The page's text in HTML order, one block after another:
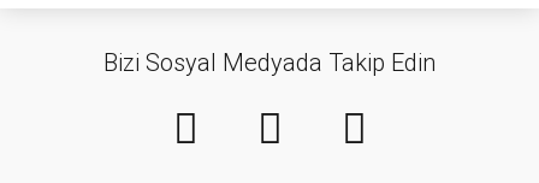
Bizi Sosyal Medyada Takip Edin